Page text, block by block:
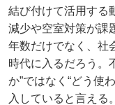
結び付けて活用する
減少や空室対策が課
年数だけでなく、社
時代に入るだろう。
か”ではなく“どう使
入していると言える。